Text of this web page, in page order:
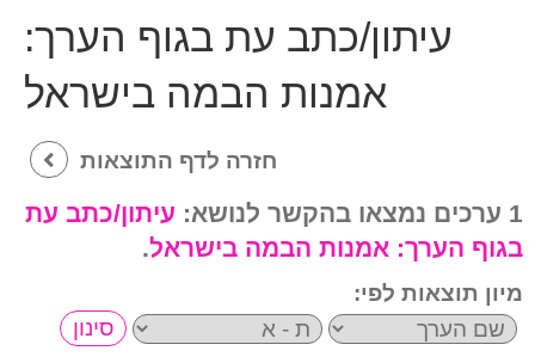
עיתון/כתב עת בגוף הערך:
אמנות הבמה בישראל
חזרה לדף התוצאות
1 ערכים נמצאו בהקשר לנושא:
עיתון/כתב עת
בגוף הערך: אמנות הבמה בישראל.
מיון תוצאות לפי: